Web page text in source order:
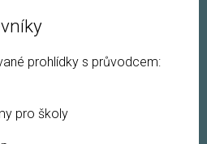
prohlídky s průvodcem:
pro školy